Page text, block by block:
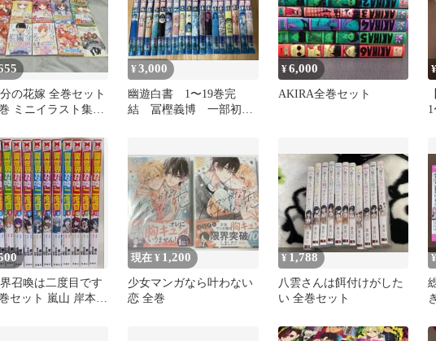
の花嫁 全巻セット
ミニイラスト集付
¥3,000
幽遊白書 1〜19巻完
結 冨樫義博 一部初版
¥6,000
AKIRA全巻セット
¥
召喚は二度目です
セット 嵐山 岸本和
現在 ¥ 1,200
少女マンガなら叶わない
恋 全巻
¥ 1,788
八雲さんは餌付けがした
い 全巻セット
¥